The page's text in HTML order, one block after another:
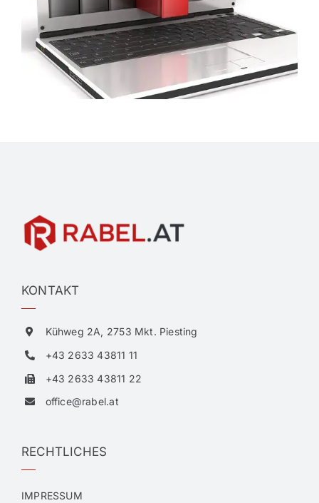
KONTAKT
Kühweg 2A, 2753 Mkt. Piesting
+43 2633 43811 11
+43 2633 43811 22
office@rabel.at
RECHTLICHES
IMPRESSUM